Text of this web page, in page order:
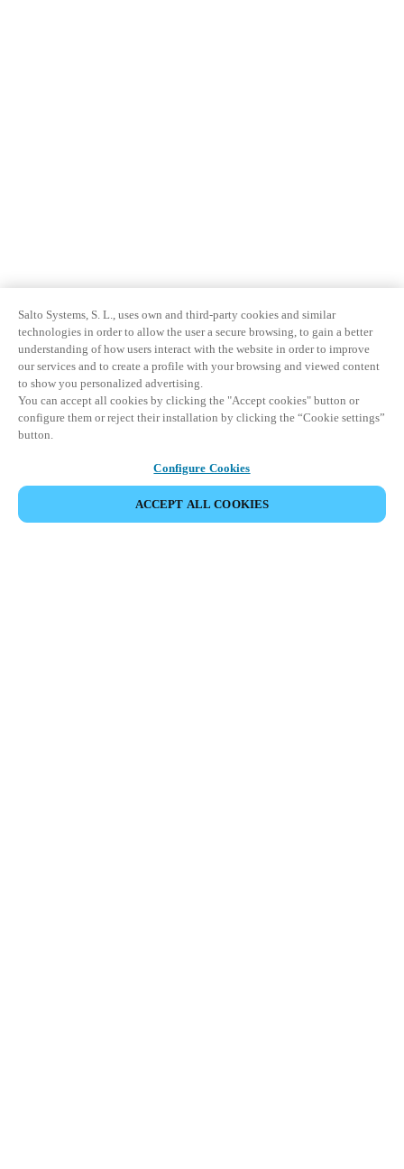
Salto Systems, S. L., uses own and third-party cookies and similar
technologies in order to allow the user a secure browsing, to gain a better
understanding of how users interact with the website in order to improve
our services and to create a profile with your browsing and viewed content
to show you personalized advertising.
You can accept all cookies by clicking the "Accept cookies" button or
configure them or reject their installation by clicking the “Cookie settings”
button.
Configure Cookies
ACCEPT ALL COOKIES